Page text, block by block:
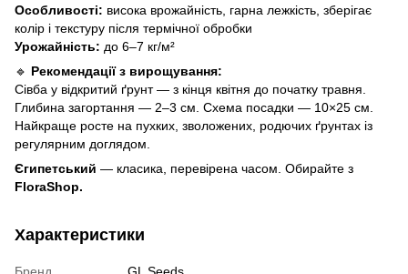
Особливості: висока врожайність, гарна лежкість, зберігає
колір і текстуру після термічної обробки
Урожайність: до 6–7 кг/м²
🔹 Рекомендації з вирощування:
Сівба у відкритий ґрунт — з кінця квітня до початку травня.
Глибина загортання — 2–3 см. Схема посадки — 10×25 см.
Найкраще росте на пухких, зволожених, родючих ґрунтах із
регулярним доглядом.
Єгипетський — класика, перевірена часом. Обирайте з
FloraShop.
Характеристики
Бренд
GL Seeds